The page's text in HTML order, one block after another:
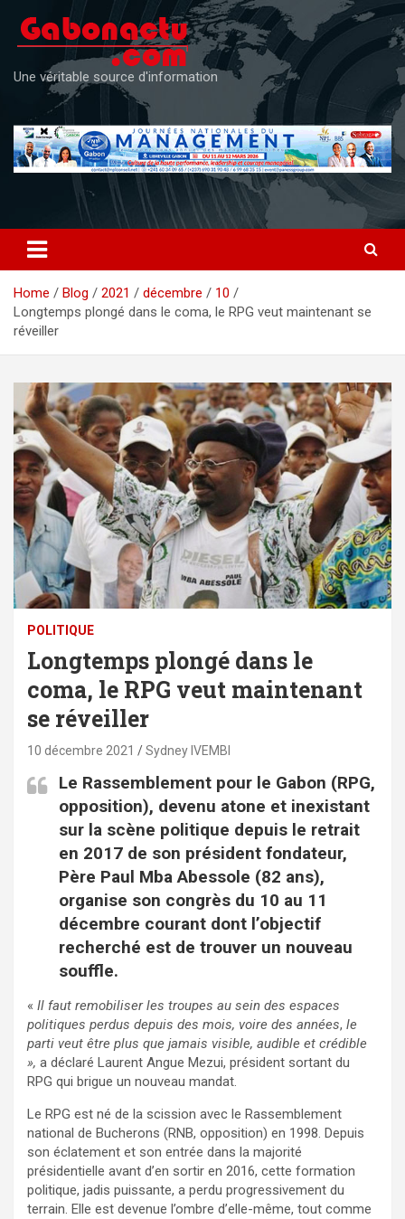
content
Une véritable source d'information
Home Blog 2021 décembre
10
Longtemps plongé dans le coma, le RPG veut maintenant se
réveiller
POLITIQUE
Longtemps plongé dans le
coma, le RPG veut maintenant
se réveiller
10 décembre 2021 Sydney IVEMBI
Le Rassemblement pour le Gabon (RPG,
opposition), devenu atone et inexistant
sur la scène politique depuis le retrait
en 2017 de son président fondateur,
Père Paul Mba Abessole (82 ans),
organise son congrès du 10 au 11
décembre courant dont l’objectif
recherché est de trouver un nouveau
souffle.
« Il faut remobiliser les troupes au sein des espaces
politiques perdus depuis des mois, voire des années, le
parti veut être plus que jamais visible, audible et crédible
», a déclaré Laurent Angue Mezui, président sortant du
RPG qui brigue un nouveau mandat.
Le RPG est né de la scission avec le Rassemblement
national de Bucherons (RNB, opposition) en 1998. Depuis
son éclatement et son entrée dans la majorité
présidentielle avant d’en sortir en 2016, cette formation
politique, jadis puissante, a perdu progressivement du
terrain. Elle est devenue l’ombre d’elle-même, tout comme